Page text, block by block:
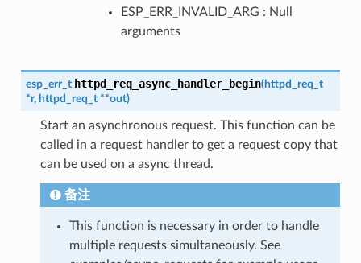
ESP_ERR_INVALID_ARG : Null
arguments
esp_err_t httpd_req_async_handler_begin(httpd_req_t
*r, httpd_req_t **out)
Start an asynchronous request. This function can be
called in a request handler to get a request copy that
can be used on a async thread.
备注
This function is necessary in order to handle
multiple requests simultaneously. See